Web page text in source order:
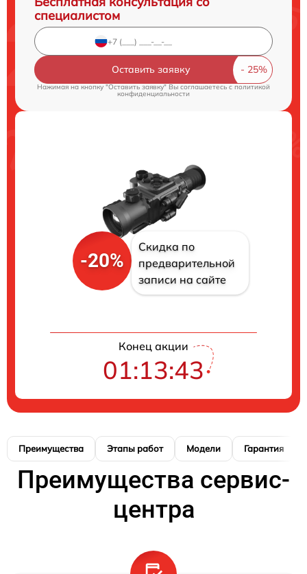
специалистом
Оставить заявку
Нажимая на кнопку "Оставить заявку" Вы соглашаетесь c политикой
конфиденциальности
-20%
Скидка по
предварительной
записи на сайте
Конец акции
01:13:42
Преимущества Этапы работ Модели Гарантия
Преимущества сервис-
центра